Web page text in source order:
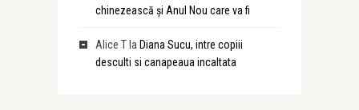
chinezească și Anul Nou care va fi
Alice Tla Diana Sucu, intre copiii
desculti si canapeaua incaltata